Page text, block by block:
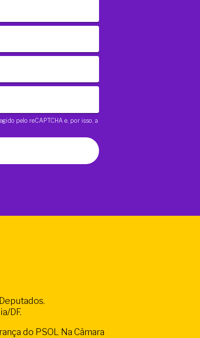
pelo reCAPTCHA e, por isso, a
DF.
do PSOL Na Câmara